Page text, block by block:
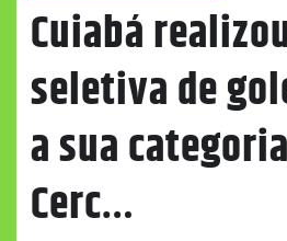
Cuiabá
seletiva de
a sua
Cerc…